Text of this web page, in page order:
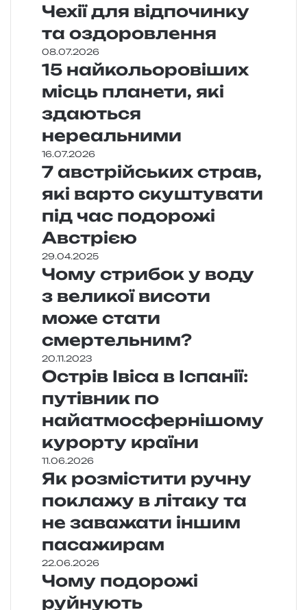
Чехії для відпочинку
та оздоровлення
08.07.2026
15 найкольоровіших
місць планети, які
здаються
нереальними
16.07.2026
7 австрійських страв,
які варто скуштувати
під час подорожі
Австрією
29.04.2025
Чому стрибок у воду
з великої висоти
може стати
смертельним?
20.11.2023
Острів Івіса в Іспанії:
путівник по
найатмосфернішому
курорту країни
11.06.2026
Як розмістити ручну
поклажу в літаку та
не заважати іншим
пасажирам
22.06.2026
Чому подорожі
руйнують